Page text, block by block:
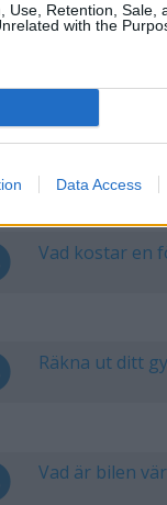
Use, Retention, Sale,
with the
Data Access
Vad kostar en
Räkna ut ditt
Vad är bilen